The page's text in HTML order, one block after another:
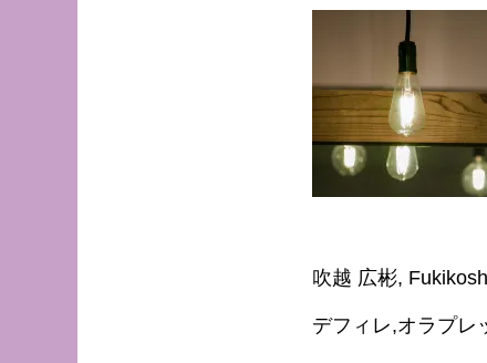
吹越 広彬,
デフィレ,オラプレ